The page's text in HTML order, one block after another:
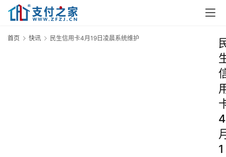
首页 快讯 民生信用卡4月19日凌晨系统维护
4
1